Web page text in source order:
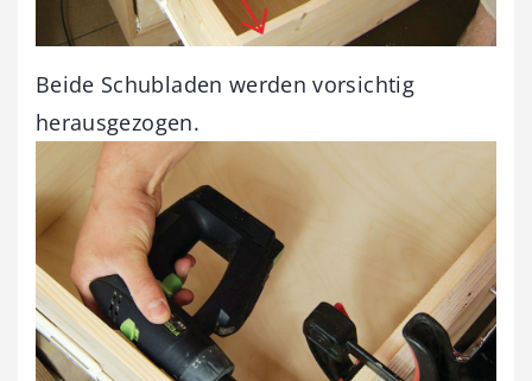
Beide Schubladen werden vorsichtig
herausgezogen.